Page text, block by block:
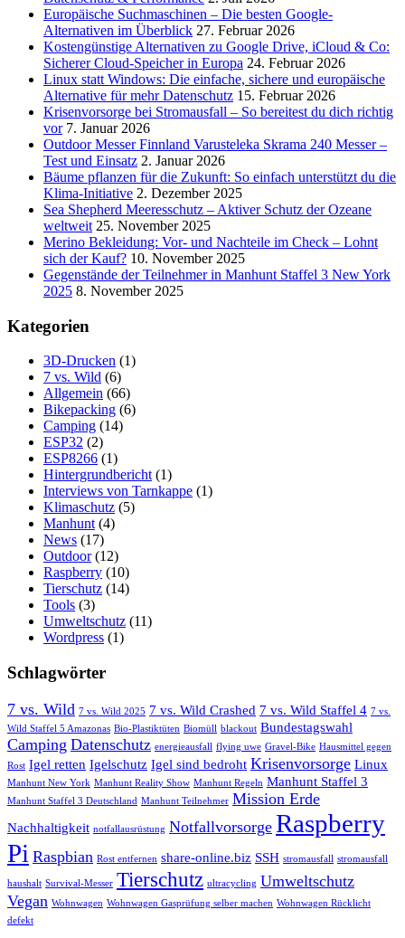
Europäische Suchmaschinen – Die besten Google-
Alternativen im Überblick 27. Februar 2026
Kostengünstige Alternativen zu Google Drive, iCloud & Co:
Sicherer Cloud-Speicher in Europa 24. Februar 2026
Linux statt Windows: Die einfache, sichere und europäische
Alternative für mehr Datenschutz 15. Februar 2026
Krisenvorsorge bei Stromausfall – So bereitest du dich richtig
vor 7. Januar 2026
Outdoor Messer Finnland Varusteleka Skrama 240 Messer –
Test und Einsatz 2. Januar 2026
Bäume pflanzen für die Zukunft: So einfach unterstützt du die
Klima-Initiative 2. Dezember 2025
Sea Shepherd Meeresschutz – Aktiver Schutz der Ozeane
weltweit 25. November 2025
Merino Bekleidung: Vor- und Nachteile im Check – Lohnt
sich der Kauf? 10. November 2025
Gegenstände der Teilnehmer in Manhunt Staffel 3 New York
2025 8. November 2025
Kategorien
3D-Drucken (1)
7 vs. Wild (6)
Allgemein (66)
Bikepacking (6)
Camping (14)
ESP32 (2)
ESP8266 (1)
Hintergrundbericht (1)
Interviews von Tarnkappe (1)
Klimaschutz (5)
Manhunt (4)
News (17)
Outdoor(12)
Raspberry (10)
Tierschutz (14)
Tools (3)
Umweltschutz (11)
Wordpress (1)
Schlagwörter
7 vs. Wild 7 vs. Wild 2025 7 vs. Wild Crashed 7 vs. Wild Staffel 4 7 vs.
Wild Staffel 5 Amazonas Bio-Plastiktüten Biomüll blackout Bundestagswahl
Camping Datenschutz energieausfall flying uwe Gravel-Bike Hausmittel gegen
Rost Igel retten Igelschutz Igel sind bedroht Krisenvorsorge Linux
Manhunt New York Manhunt Reality Show Manhunt Regeln Manhunt Staffel 3
Manhunt Staffel 3 Deutschland Manhunt Teilnehmer Mission Erde
Nachhaltigkeit notfallausrüstung Notfallvorsorge Raspberry
Pi Raspbian Rost entfernen share-online.biz SSH stromausfall stromausfall
haushalt Survival-Messer Tierschutz ultracycling Umweltschutz
Vegan Wohnwagen Wohnwagen Gasprüfung selber machen Wohnwagen Rücklicht
defekt